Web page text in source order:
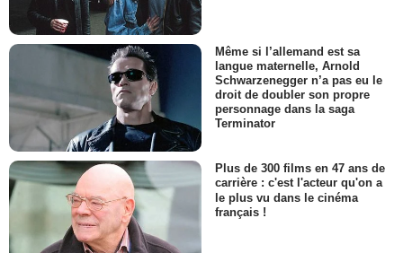
Même si l’allemand est sa
langue maternelle, Arnold
Schwarzenegger n’a pas eu le
droit de doubler son propre
personnage dans la saga
Terminator
Plus de 300 films en 47 ans de
carrière : c'est l'acteur qu'on a
le plus vu dans le cinéma
français !